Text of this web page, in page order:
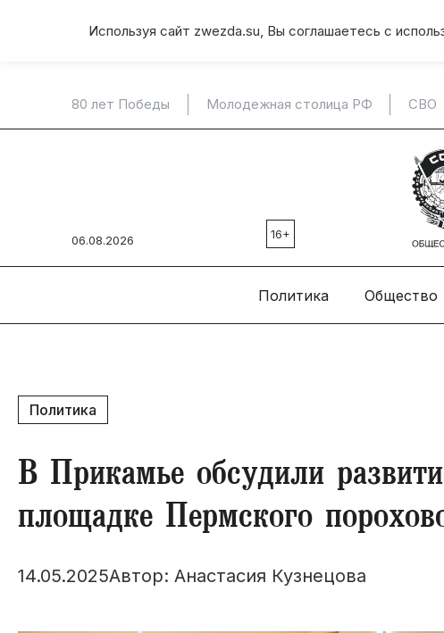
Используя сайт zwezda.su, Вы соглашаетесь с
80 лет Победы Молодежная столица РФ СВО
06.08.2026 16+
Политика Общество
Политика
​В Прикамье обсудили
площадке Пермского
14.05.2025Автор: Анастасия Кузнецова